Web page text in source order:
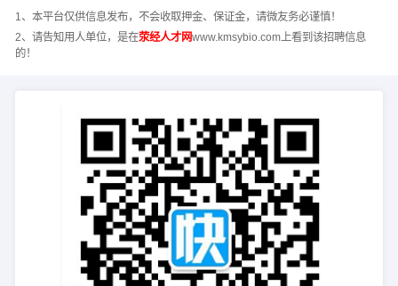
1、本平台仅供信息发布，不会收取押金、保证金，请微友务必谨慎！
2、请告知用人单位，是在荥经人才网www.kmsybio.com上看到该招聘信息
的！